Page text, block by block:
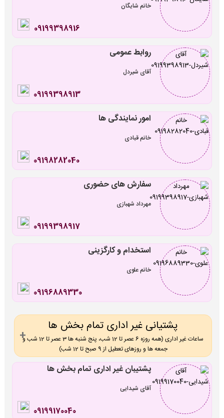
خانم شایگان
09199398916
روابط عمومی
آقای شیردل
09199398913
امور نمایندگی ها
خانم قبادی
09198282040
سفارش های حضوری
مهرداد شهبازی
09199398917
استخدام و کارگزینی
خانم علوی
09196889330
پشتیانی غیر اداری تمام بخش ها
ساعات غیر اداری (همه روزه 6 عصر تا 12 شب، پنج شنبه ها 3 عصر تا 12 شب و
جمعه ها و روزهای تعطیل از 9 صبح تا 12 شب)
پشتیبان غیر اداری تمام بخش ها
آقای شیدایی
09199170040